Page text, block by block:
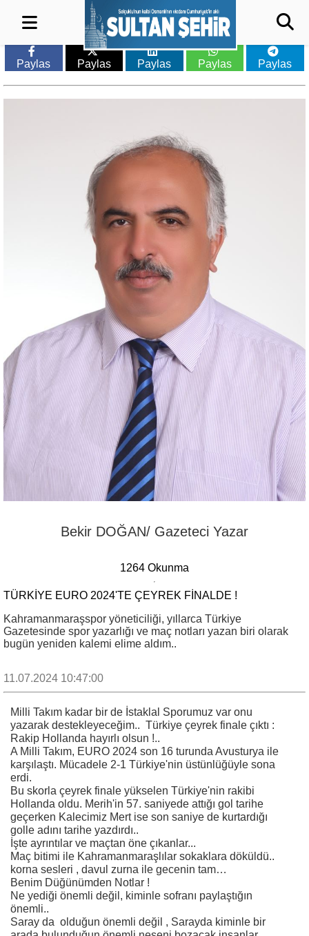
Paylas Paylas Paylas Paylas Paylas
Bekir DOĞAN/ Gazeteci Yazar
1264 Okunma
TÜRKIYE EURO 2024'TE ÇEYREK FINALDE !
Kahramanmaraşspor yöneticiliği, yıllarca Türkiye
Gazetesinde spor yazarlığı ve maç notları yazan biri olarak
bugün yeniden kalemi elime aldım..
11.07.2024 10:47:00
Milli Takım kadar bir de İstaklal Sporumuz var onu
yazarak destekleyeceğim.. Türkiye çeyrek finale çıktı :
Rakip Hollanda hayırlı olsun !..
A Milli Takım, EURO 2024 son 16 turunda Avusturya ile
karşılaştı. Mücadele 2-1 Türkiye'nin üstünlüğüyle sona
erdi.
Bu skorla çeyrek finale yükselen Türkiye'nin rakibi
Hollanda oldu. Merih'in 57. saniyede attığı gol tarihe
geçerken Kalecimiz Mert ise son saniye de kurtardığı
golle adını tarihe yazdırdı..
İşte ayrıntılar ve maçtan öne çıkanlar...
Maç bitimi ile Kahramanmaraşlılar sokaklara döküldü..
korna sesleri , davul zurna ile gecenin tam…
Benim Düğünümden Notlar !
Ne yediği önemli değil, kiminle sofranı paylaştığın
önemli..
Saray da olduğun önemli değil , Sarayda kiminle bir